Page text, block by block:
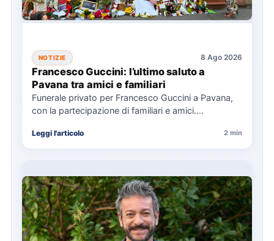
NOTIZIE 8 Ago 2026
Francesco Guccini: l’ultimo saluto a
Pavana tra amici e familiari
Funerale privato per Francesco Guccini a Pavana,
con la partecipazione di familiari e amici.
Leggi l'articolo 2 min